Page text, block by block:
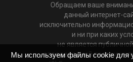
Обращаем ваше
данный интернет-
исключительно
и ни при каких
не является
определяемой
Мы используем файлы cookie для